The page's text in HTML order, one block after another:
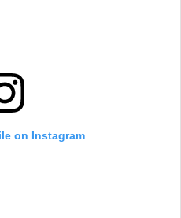
on Instagram